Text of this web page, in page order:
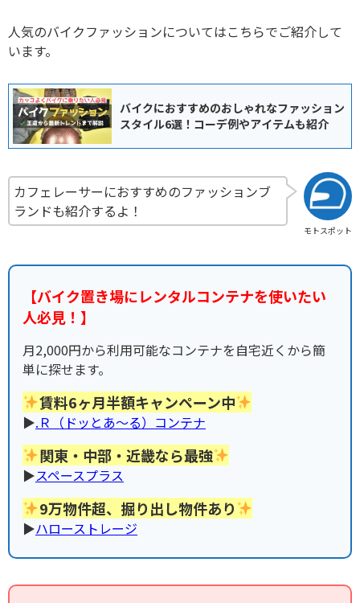
人気のバイクファッションについてはこちらでご紹介して
います。
バイクにおすすめのおしゃれなファッション
スタイル6選！コーデ例やアイテムも紹介
モトスポット
カフェレーサーにおすすめのファッションブ
ランドも紹介するよ！
【バイク置き場にレンタルコンテナを使いたい
人必見！】
月2,000円から利用可能なコンテナを自宅近くから簡
単に探せます。
賃料6ヶ月半額キャンペーン中
▶︎.Ｒ（ドッとあ〜る）コンテナ
関東・中部・近畿なら最強
▶︎スペースプラス
9万物件超、掘り出し物件あり
▶︎ハローストレージ